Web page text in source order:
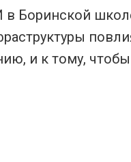
Боринской
и к тому,